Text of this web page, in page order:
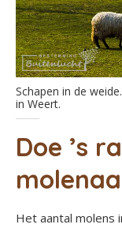
Schapen in de
in Weert.
Doe ’s
Het aantal molens